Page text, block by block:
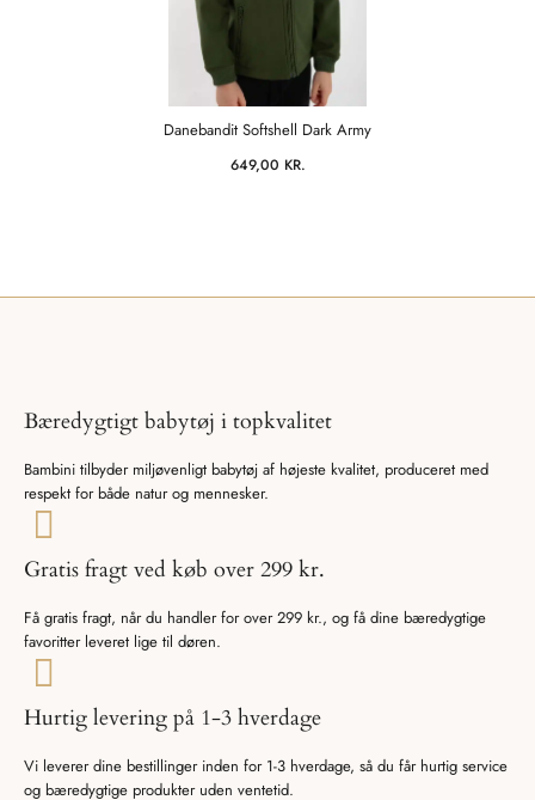
Danebandit Softshell Dark Army
649,00 KR.
Bæredygtigt babytøj i topkvalitet
Bambini tilbyder miljøvenligt babytøj af højeste kvalitet, produceret med
respekt for både natur og mennesker.
Gratis fragt ved køb over 299 kr.
Få gratis fragt, når du handler for over 299 kr., og få dine bæredygtige
favoritter leveret lige til døren.
Hurtig levering på 1-3 hverdage
Vi leverer dine bestillinger inden for 1-3 hverdage, så du får hurtig service
og bæredygtige produkter uden ventetid.